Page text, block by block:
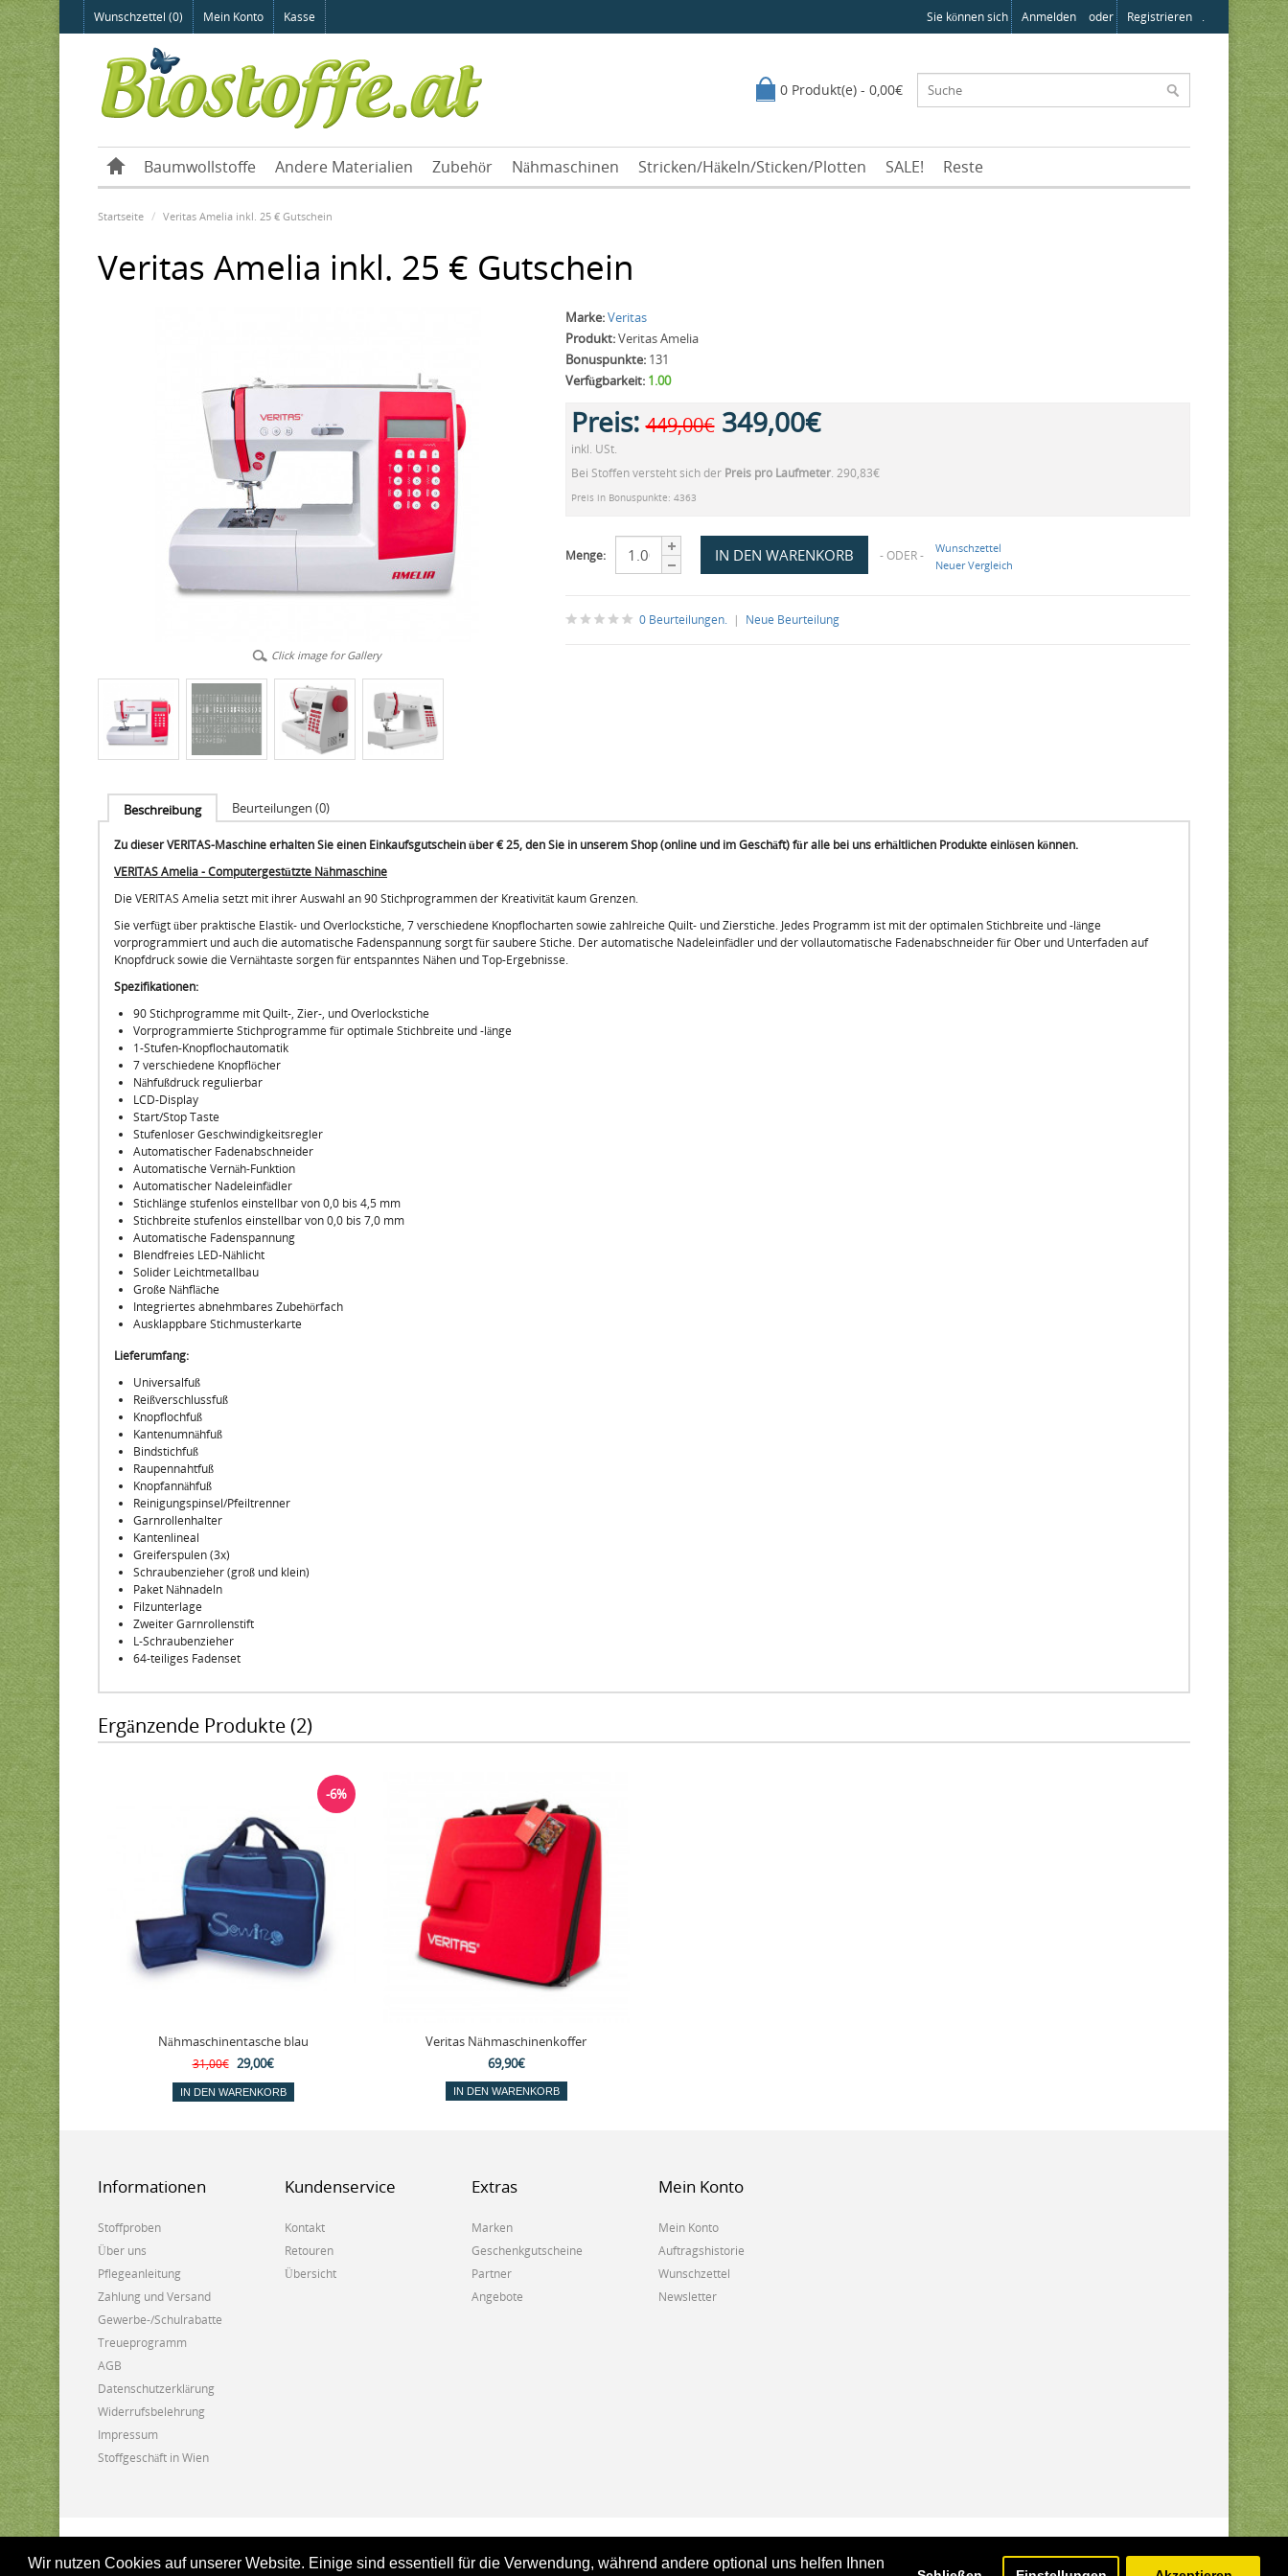
Wir nutzen Cookies auf unserer Website. Einige sind essentiell für die Verwendung, während andere optional uns helfen Ihnen
Wunschzettel (0) Mein Konto Kasse Sie können sich Anmelden oder Registrieren .
0 Produkt(e) - 0,00€
Baumwollstoffe Andere Materialien Zubehör Nähmaschinen Stricken/Häkeln/Sticken/Plotten SALE! Reste
Startseite Veritas Amelia inkl. 25 € Gutschein
Veritas Amelia inkl. 25 € Gutschein
Click image for Gallery
Marke:Veritas
Produkt:Veritas Amelia
Bonuspunkte:131
Verfügbarkeit:1.00
Preis:449,00€ 349,00€
inkl. USt.
Bei Stoffen versteht sich der Preis pro Laufmeter. 290,83€
Preis in Bonuspunkte: 4363
Menge: - ODER -
Wunschzettel
Neuer Vergleich
0 Beurteilungen.| Neue Beurteilung
Beschreibung Beurteilungen (0)
Zu dieser VERITAS-Maschine erhalten Sie einen Einkaufsgutschein über € 25, den Sie in unserem Shop (online und im Geschäft) für alle bei uns erhältlichen Produkte einlösen können.
VERITAS Amelia - Computergestützte Nähmaschine
Die VERITAS Amelia setzt mit ihrer Auswahl an 90 Stichprogrammen der Kreativität kaum Grenzen.
Sie verfügt über praktische Elastik- und Overlockstiche, 7 verschiedene Knopflocharten sowie zahlreiche Quilt- und Zierstiche. Jedes Programm ist mit der optimalen Stichbreite und -länge
vorprogrammiert und auch die automatische Fadenspannung sorgt für saubere Stiche. Der automatische Nadeleinfädler und der vollautomatische Fadenabschneider für Ober und Unterfaden auf
Knopfdruck sowie die Vernähtaste sorgen für entspanntes Nähen und Top-Ergebnisse.
Spezifikationen:
90 Stichprogramme mit Quilt-, Zier-, und Overlockstiche
Vorprogrammierte Stichprogramme für optimale Stichbreite und -länge
1-Stufen-Knopflochautomatik
7 verschiedene Knopflöcher
Nähfußdruck regulierbar
LCD-Display
Start/Stop Taste
Stufenloser Geschwindigkeitsregler
Automatischer Fadenabschneider
Automatische Vernäh-Funktion
Automatischer Nadeleinfädler
Stichlänge stufenlos einstellbar von 0,0 bis 4,5 mm
Stichbreite stufenlos einstellbar von 0,0 bis 7,0 mm
Automatische Fadenspannung
Blendfreies LED-Nählicht
Solider Leichtmetallbau
Große Nähfläche
Integriertes abnehmbares Zubehörfach
Ausklappbare Stichmusterkarte
Lieferumfang:
Universalfuß
Reißverschlussfuß
Knopflochfuß
Kantenumnähfuß
Bindstichfuß
Raupennahtfuß
Knopfannähfuß
Reinigungspinsel/Pfeiltrenner
Garnrollenhalter
Kantenlineal
Greiferspulen (3x)
Schraubenzieher (groß und klein)
Paket Nähnadeln
Filzunterlage
Zweiter Garnrollenstift
L-Schraubenzieher
64-teiliges Fadenset
Ergänzende Produkte (2)
Nähmaschinentasche blau
31,00€ 29,00€
-6%
IN DEN WARENKORB
Veritas Nähmaschinenkoffer
69,90€
IN DEN WARENKORB
Informationen
Stoffproben
Über uns
Pflegeanleitung
Zahlung und Versand
Gewerbe-/Schulrabatte
Treueprogramm
AGB
Datenschutzerklärung
Widerrufsbelehrung
Impressum
Stoffgeschäft in Wien
Kundenservice
Kontakt
Retouren
Übersicht
Extras
Marken
Geschenkgutscheine
Partner
Angebote
Mein Konto
Mein Konto
Auftragshistorie
Wunschzettel
Newsletter
Biostoffe.at - 2025